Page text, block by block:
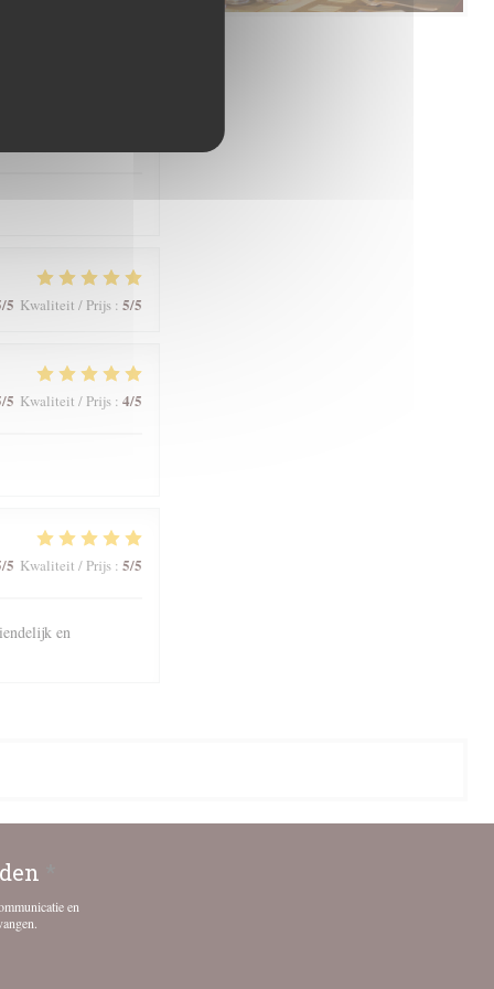
/5 Kwaliteit / Prijs: 5/5
/5 Kwaliteit / Prijs: 4/5
/5 Kwaliteit / Prijs: 5/5
en
en